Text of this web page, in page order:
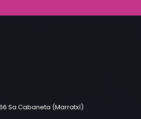
Sa Cabaneta (Marratxí)